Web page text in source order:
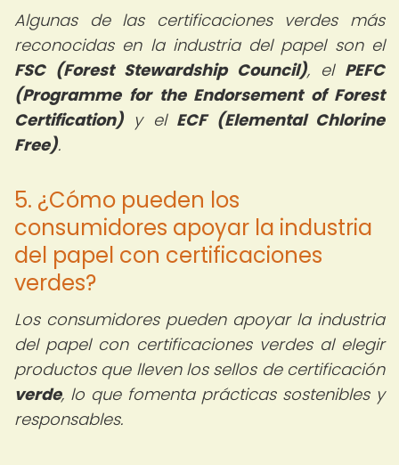
Algunas de las certificaciones verdes más
reconocidas en la industria del papel son el
FSC (Forest Stewardship Council), el PEFC
(Programme for the Endorsement of Forest
Certification) y el ECF (Elemental Chlorine
Free).
5. ¿Cómo pueden los
consumidores apoyar la industria
del papel con certificaciones
verdes?
Los consumidores pueden apoyar la industria
del papel con certificaciones verdes al elegir
productos que lleven los sellos de certificación
verde, lo que fomenta prácticas sostenibles y
responsables.